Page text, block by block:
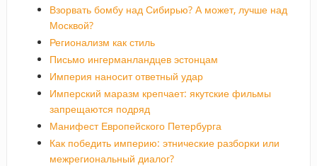
Взорвать бомбу над Сибирью? А может, лучше над
Москвой?
Регионализм как стиль
Письмо ингерманландцев эстонцам
Империя наносит ответный удар
Имперский маразм крепчает: якутские фильмы
запрещаются подряд
Манифест Европейского Петербурга
Как победить империю: этнические разборки или
межрегиональный диалог?